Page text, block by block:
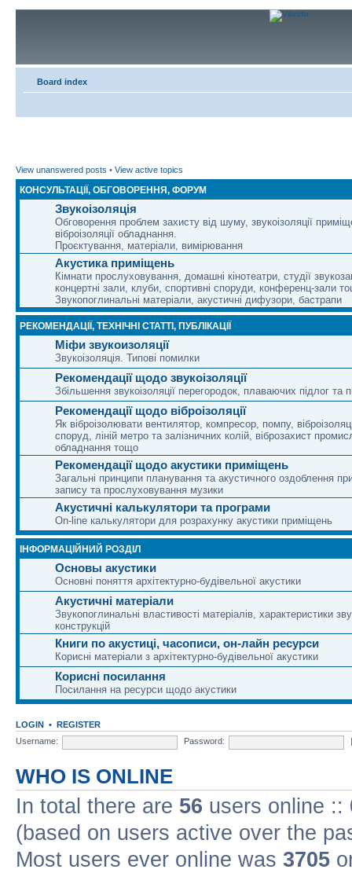
Board index
View unanswered posts • View active topics
КОНСУЛЬТАЦІЇ, ОБГОВОРЕННЯ, ФОРУМ
Звукоізоляція
Обговорення проблем захисту від шуму, звукоізоляції
віброізоляції обладнання.
Проєктування, матеріали, вимірювання
Акустика приміщень
Кімнати прослуховування, домашні кінотеатри, студії
концертні зали, клуби, спортивні споруди, конференц-зали
Звукопоглинальні матеріали, акустичні дифузори, бастрапи
РЕКОМЕНДАЦІЇ, ТЕХНІЧНІ СТАТТІ, ПУБЛІКАЦІЇ
Міфи звукоизоляції
Звукоізоляція. Типові помилки
Рекомендації щодо звукоізоляції
Збільшення звукоізоляції перегородок, плаваючих підлог та
Рекомендації щодо віброізоляції
Як віброізолювати вентилятор, компресор, помпу,
споруд, ліній метро та залізничних колій, віброзахист
обладнання тощо
Рекомендації щодо акустики приміщень
Загальні принципи планування та акустичного оздоблення
запису та прослуховування музики
Акустичні калькулятори та програми
On-line калькулятори для розрахунку акустики приміщень
ІНФОРМАЦІЙНИЙ РОЗДІЛ
Основы акустики
Основні поняття архітектурно-будівельної акустики
Акустичні матеріали
Звукопоглинальні властивості матеріалів, характеристики
конструкцій
Книги по акустиці, часописи, он-лайн ресурси
Корисні матеріали з архітектурно-будівельної акустики
Корисні посилання
Посилання на ресурси щодо акустики
LOGIN • REGISTER
Username:
Password:
WHO IS ONLINE
In total there are 56 users online ::
(based on users active over the
Most users ever online was 3705